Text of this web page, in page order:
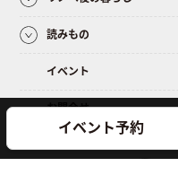
イベント予約
読みもの
イベント
お問合せ